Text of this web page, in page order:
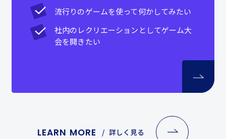
流行りのゲームを使って何かしてみたい
社内のレクリエーションとしてゲーム大
会を開きたい
LEARN MORE 詳しく見る